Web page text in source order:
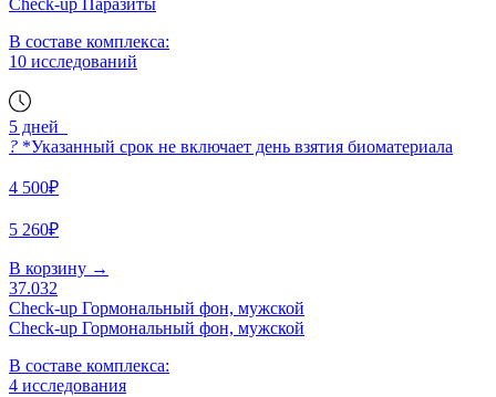
Check-up Паразиты
В составе комплекса:
10 исследований
5 дней
? *Указанный срок не включает день взятия биоматериала
4 500₽
5 260₽
В корзину →
37.032
Check-up Гормональный фон, мужской
Check-up Гормональный фон, мужской
В составе комплекса:
4 исследования